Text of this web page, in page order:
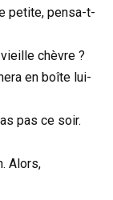
petite, pensa-t-
chèvre ?
en boîte lui-
pas ce soir.
Alors,